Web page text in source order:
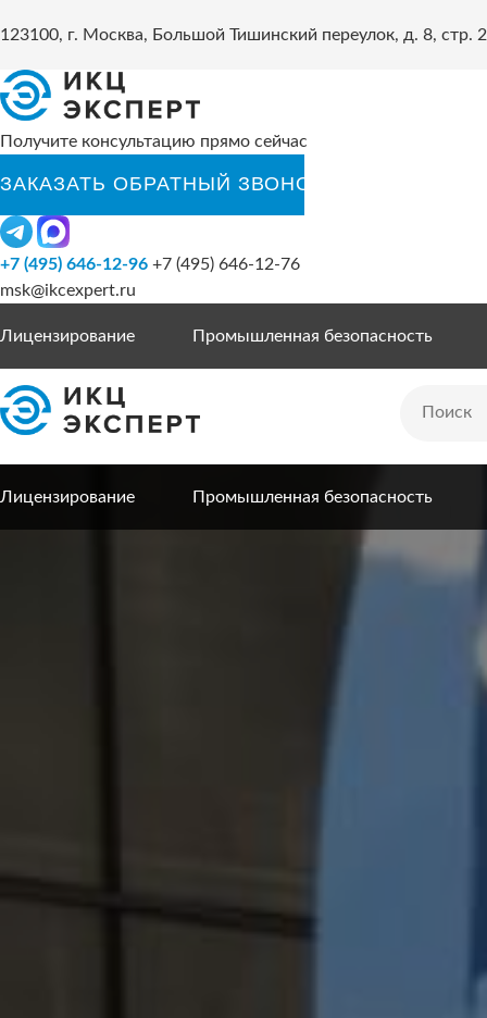
123100, г. Москва, Большой Тишинский переулок, д. 8, стр. 2
Получите консультацию прямо сейчас
+7 (495) 646-12-96 +7 (495) 646-12-76
msk@ikcexpert.ru
Лицензирование Промышленная безопасность
Лицензирование Промышленная безопасность